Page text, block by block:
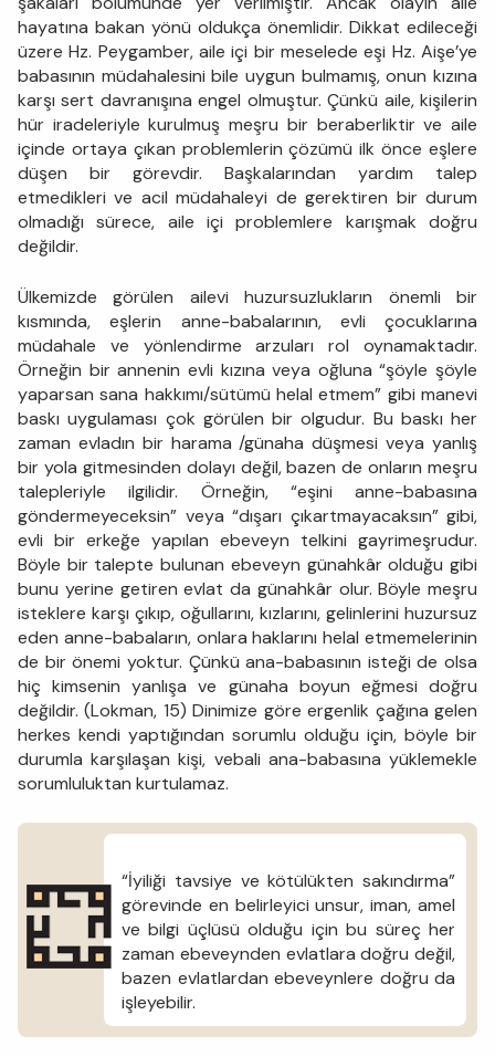
hayatına bakan yönü oldukça önemlidir. Dikkat edileceği
üzere Hz. Peygamber, aile içi bir meselede eşi Hz. Aişe’ye
babasının müdahalesini bile uygun bulmamış, onun kızına
karşı sert davranışına engel olmuştur. Çünkü aile, kişilerin
hür iradeleriyle kurulmuş meşru bir beraberliktir ve aile
içinde ortaya çıkan problemlerin çözümü ilk önce eşlere
düşen bir görevdir. Başkalarından yardım talep
etmedikleri ve acil müdahaleyi de gerektiren bir durum
olmadığı sürece, aile içi problemlere karışmak doğru
değildir.
Ülkemizde görülen ailevi huzursuzlukların önemli bir
kısmında, eşlerin anne-babalarının, evli çocuklarına
müdahale ve yönlendirme arzuları rol oynamaktadır.
Örneğin bir annenin evli kızına veya oğluna “şöyle şöyle
yaparsan sana hakkımı/sütümü helal etmem” gibi manevi
baskı uygulaması çok görülen bir olgudur. Bu baskı her
zaman evladın bir harama /günaha düşmesi veya yanlış
bir yola gitmesinden dolayı değil, bazen de onların meşru
talepleriyle ilgilidir. Örneğin, “eşini anne-babasına
göndermeyeceksin” veya “dışarı çıkartmayacaksın” gibi,
evli bir erkeğe yapılan ebeveyn telkini gayrimeşrudur.
Böyle bir talepte bulunan ebeveyn günahkâr olduğu gibi
bunu yerine getiren evlat da günahkâr olur. Böyle meşru
isteklere karşı çıkıp, oğullarını, kızlarını, gelinlerini huzursuz
eden anne-babaların, onlara haklarını helal etmemelerinin
de bir önemi yoktur. Çünkü ana-babasının isteği de olsa
hiç kimsenin yanlışa ve günaha boyun eğmesi doğru
değildir. (Lokman, 15) Dinimize göre ergenlik çağına gelen
herkes kendi yaptığından sorumlu olduğu için, böyle bir
durumla karşılaşan kişi, vebali ana-babasına yüklemekle
sorumluluktan kurtulamaz.
“İyiliği tavsiye ve kötülükten sakındırma”
görevinde en belirleyici unsur, iman, amel
ve bilgi üçlüsü olduğu için bu süreç her
zaman ebeveynden evlatlara doğru değil,
bazen evlatlardan ebeveynlere doğru da
işleyebilir.